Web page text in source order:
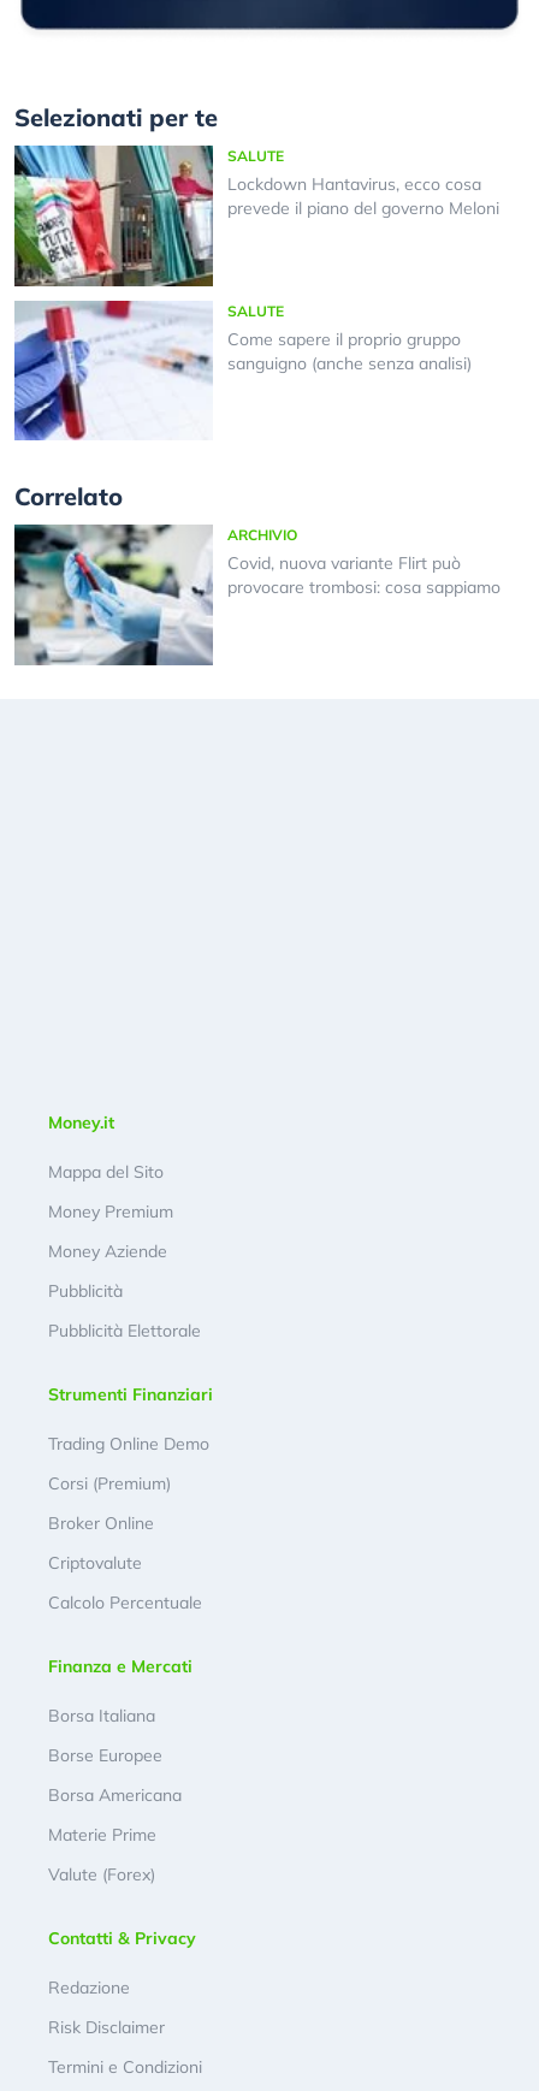
Selezionati per te
SALUTE
Lockdown Hantavirus, ecco cosa
prevede il piano del governo Meloni
SALUTE
Come sapere il proprio gruppo
sanguigno (anche senza analisi)
Correlato
ARCHIVIO
Covid, nuova variante Flirt può
provocare trombosi: cosa sappiamo
Money.it
Mappa del Sito
Money Premium
Money Aziende
Pubblicità
Pubblicità Elettorale
Strumenti Finanziari
Trading Online Demo
Corsi (Premium)
Broker Online
Criptovalute
Calcolo Percentuale
Finanza e Mercati
Borsa Italiana
Borse Europee
Borsa Americana
Materie Prime
Valute (Forex)
Contatti & Privacy
Redazione
Risk Disclaimer
Termini e Condizioni